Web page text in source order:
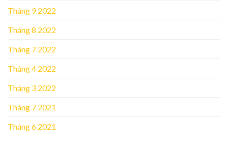
Tháng 9 2022
Tháng 8 2022
Tháng 7 2022
Tháng 4 2022
Tháng 3 2022
Tháng 7 2021
Tháng 6 2021